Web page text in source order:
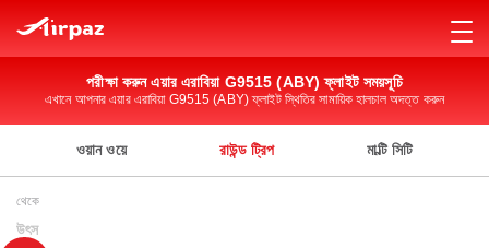
পরীক্ষা করুন এয়ার এরাবিয়া G9515 (ABY) ফ্লাইট সময়সূচি
এখানে আপনার এয়ার এরাবিয়া G9515 (ABY) ফ্লাইট স্থিতির সামায়িক হালচাল অদত্ত করুন
ওয়ান ওয়ে রাউন্ড ট্রিপ মাল্টি সিটি
থেকে
উৎস